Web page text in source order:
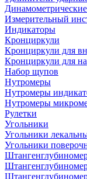
Измерительный
Индикаторы
Кронциркули
Кронциркули для
Кронциркули для
Набор щупов
Нутромеры
Нутромеры
Нутромеры
Рулетки
Угольники
Угольники
Угольники